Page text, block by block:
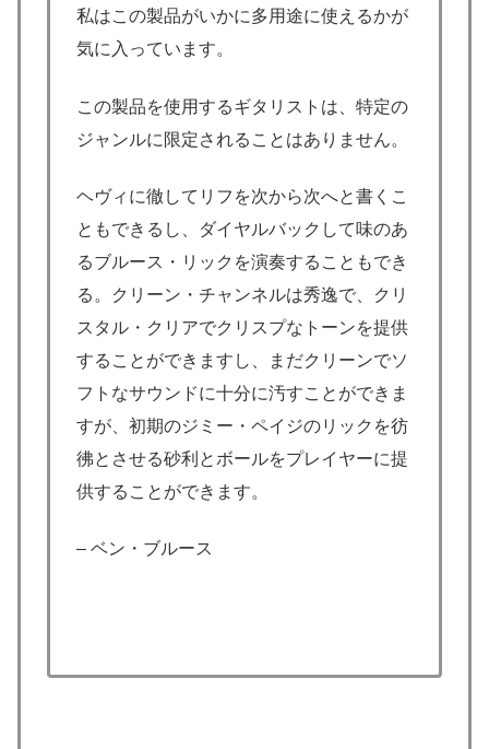
私はこの製品がいかに多用途に使えるかが
気に入っています。
この製品を使用するギタリストは、特定の
ジャンルに限定されることはありません。
ヘヴィに徹してリフを次から次へと書くこ
ともできるし、ダイヤルバックして味のあ
るブルース・リックを演奏することもでき
る。クリーン・チャンネルは秀逸で、クリ
スタル・クリアでクリスプなトーンを提供
することができますし、まだクリーンでソ
フトなサウンドに十分に汚すことができま
すが、初期のジミー・ペイジのリックを彷
彿とさせる砂利とボールをプレイヤーに提
供することができます。
– ベン・ブルース